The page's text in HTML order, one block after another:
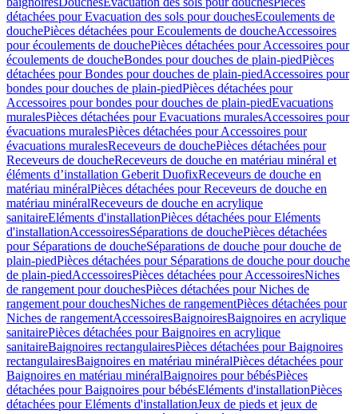
détachées pour Evacuation des sols pour douchesEcoulements de
douchePièces détachées pour Ecoulements de doucheAccessoires
pour écoulements de douchePièces détachées pour Accessoires pour
écoulements de doucheBondes pour douches de plain-piedPièces
détachées pour Bondes pour douches de plain-piedAccessoires pour
bondes pour douches de plain-piedPièces détachées pour
Accessoires pour bondes pour douches de plain-piedEvacuations
muralesPièces détachées pour Evacuations muralesAccessoires pour
évacuations muralesPièces détachées pour Accessoires pour
évacuations muralesReceveurs de douchePièces détachées pour
Receveurs de doucheReceveurs de douche en matériau minéral et
éléments d’installation Geberit DuofixReceveurs de douche en
matériau minéralPièces détachées pour Receveurs de douche en
matériau minéralReceveurs de douche en acrylique
sanitaireEléments d'installationPièces détachées pour Eléments
d'installationAccessoiresSéparations de douchePièces détachées
pour Séparations de doucheSéparations de douche pour douche de
plain-piedPièces détachées pour Séparations de douche pour douche
de plain-piedAccessoiresPièces détachées pour AccessoiresNiches
de rangement pour douchesPièces détachées pour Niches de
rangement pour douchesNiches de rangementPièces détachées pour
Niches de rangementAccessoiresBaignoiresBaignoires en acrylique
sanitairePièces détachées pour Baignoires en acrylique
sanitaireBaignoires rectangulairesPièces détachées pour Baignoires
rectangulairesBaignoires en matériau minéralPièces détachées pour
Baignoires en matériau minéralBaignoires pour bébésPièces
détachées pour Baignoires pour bébésEléments d'installationPièces
détachées pour Eléments d'installationJeux de pieds et jeux de